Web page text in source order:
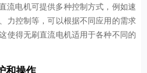
流电机可提供多种控制方式，例如速
力控制等，可以根据不同应用的需求
使得无刷直流电机适用于各种不同的
和操作